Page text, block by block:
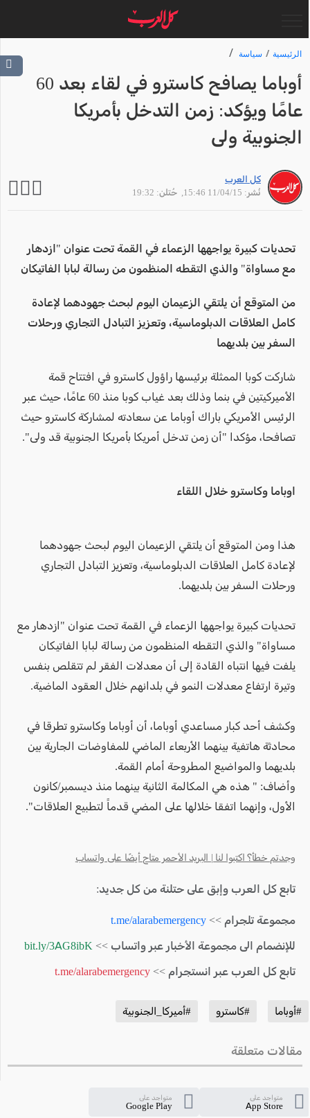
الرئيسية سياسة
أوباما يصافح كاسترو في لقاء بعد 60
عامًا ويؤكد: زمن التدخل بأمريكا
الجنوبية ولى
كل العرب
نُشر: 11/04/15 15:46
, حُتلن: 19:32
تحديات كبيرة يواجهها الزعماء في القمة تحت عنوان "ازدهار
مع مساواة" والذي التقطه المنظمون من رسالة لبابا الفاتيكان
من المتوقع أن يلتقي الزعيمان اليوم لبحث جهودهما لإعادة
كامل العلاقات الدبلوماسية، وتعزيز التبادل التجاري ورحلات
السفر بين بلديهما
شاركت كوبا الممثلة برئيسها راؤول كاسترو في افتتاح قمة
الأميركيتين في بنما وذلك بعد غياب كوبا منذ 60 عامًا، حيث عبر
الرئيس الأمريكي باراك أوباما عن سعادته لمشاركة كاسترو حيث
تصافحا، مؤكدا "أن زمن تدخل أمريكا بأمريكا الجنوبية قد ولى".
اوباما وكاسترو خلال اللقاء
هذا ومن المتوقع أن يلتقي الزعيمان اليوم لبحث جهودهما
لإعادة كامل العلاقات الدبلوماسية، وتعزيز التبادل التجاري
ورحلات السفر بين بلديهما.
تحديات كبيرة يواجهها الزعماء في القمة تحت عنوان "ازدهار مع
مساواة" والذي التقطه المنظمون من رسالة لبابا الفاتيكان
يلفت فيها انتباه القادة إلى أن معدلات الفقر لم تتقلص بنفس
وتيرة ارتفاع معدلات النمو في بلدانهم خلال العقود الماضية.
وكشف أحد كبار مساعدي أوباما، أن أوباما وكاسترو تطرقا في
محادثة هاتفية بينهما الأربعاء الماضي للمفاوضات الجارية بين
بلديهما والمواضيع المطروحة أمام القمة.
وأضاف: " هذه هي المكالمة الثانية بينهما منذ ديسمبر/كانون
الأول، وإنهما اتفقا خلالها على المضي قدماً لتطبيع العلاقات".
وجدتم خطأ؟ اكتبوا لنا | البريد الأحمر متاح أيضًا على واتساب
تابع كل العرب وإبق على حتلنة من كل جديد:
مجموعة تلجرام >> t.me/alarabemergency
للإنضمام الى مجموعة الأخبار عبر واتساب >> bit.ly/3AG8ibK
تابع كل العرب عبر انستجرام >> t.me/alarabemergency
#أوباما #كاسترو #أميركا_الجنوبية
مقالات متعلقة
متواجد على
App Store
متواجد على
Google Play